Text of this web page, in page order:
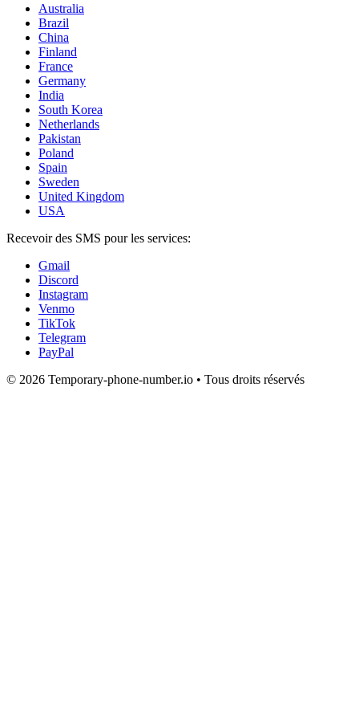
Australia
Brazil
China
Finland
France
Germany
India
South Korea
Netherlands
Pakistan
Poland
Spain
Sweden
United Kingdom
USA
Recevoir des SMS pour les services:
Gmail
Discord
Instagram
Venmo
TikTok
Telegram
PayPal
© 2026 Temporary-phone-number.io • Tous droits réservés